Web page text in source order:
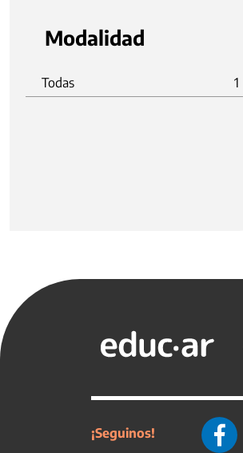
Modalidad
Todas 1
¡Seguinos!